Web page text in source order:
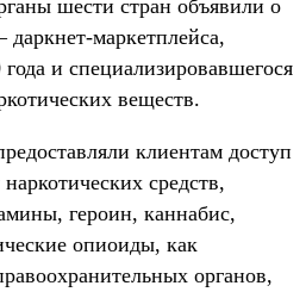
шести стран объявили о
маркетплейса,
и специализировавшегося
веществ.
клиентам доступ
средств,
героин, каннабис,
опиоиды, как
органов,